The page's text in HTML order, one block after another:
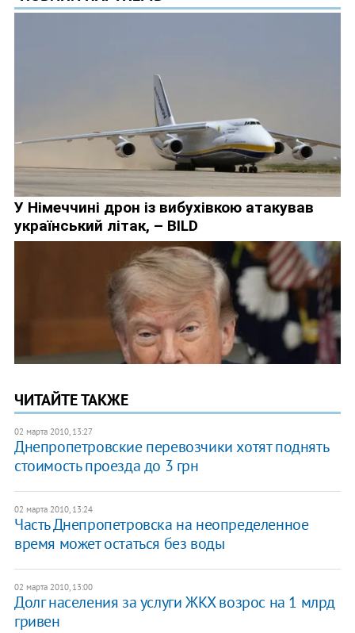
ЧИТАЙТЕ ТАКЖЕ
02 марта 2010, 13:27
Днепропетровские перевозчики хотят поднять
стоимость проезда до 3 грн
02 марта 2010, 13:24
Часть Днепропетровска на неопределенное
время может остаться без воды
02 марта 2010, 13:00
Долг населения за услуги ЖКХ возрос на 1 млрд
гривен